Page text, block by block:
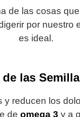
de las cosas
por nuestro
es ideal.
las
y reducen los
de omega 3 y a